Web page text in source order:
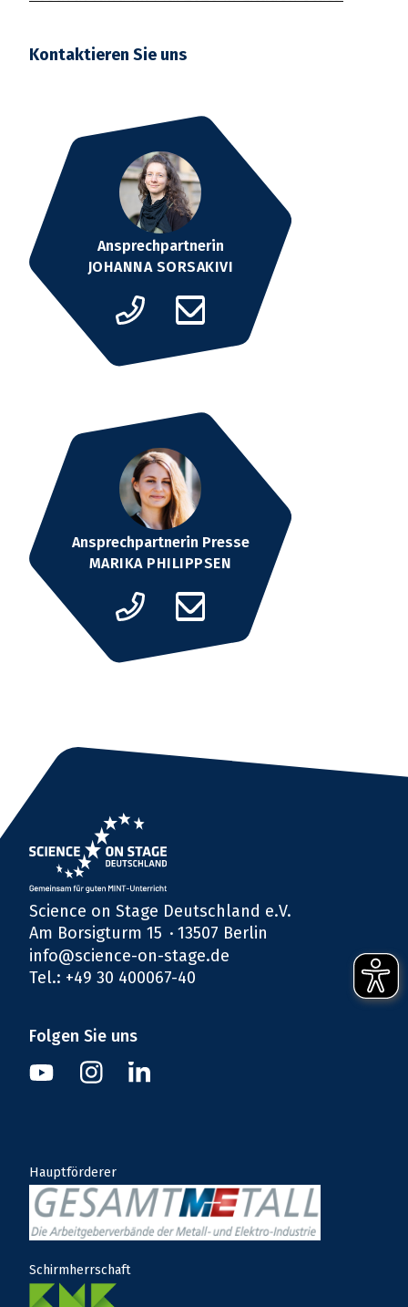
Kontaktieren Sie uns
Ansprechpartnerin
JOHANNA SORSAKIVI
Ansprechpartnerin Presse
MARIKA PHILIPPSEN
Science on Stage Deutschland e.V.
Am Borsigturm 15
13507 Berlin
info@science-on-stage.de
Tel.: +49 30 400067-40
Folgen Sie uns
YoutubeInstagramLinkedin
Hauptförderer
Schirmherrschaft